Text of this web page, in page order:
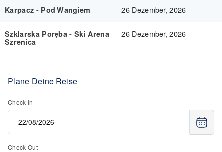
Karpacz - Pod Wangiem 26 Dezember, 2026
Szklarska Poręba - Ski Arena
Szrenica
26 Dezember, 2026
Plane Deine Reise
Check In
Check Out